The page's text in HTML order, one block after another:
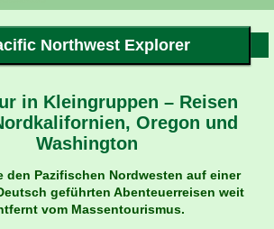
Buchungen
Kontakt
Northwest Explorer
in Kleingruppen – Reisen
Oregon und
Washington
den Pazifischen Nordwesten auf einer
geführten Abenteuerreisen weit
vom Massentourismus.